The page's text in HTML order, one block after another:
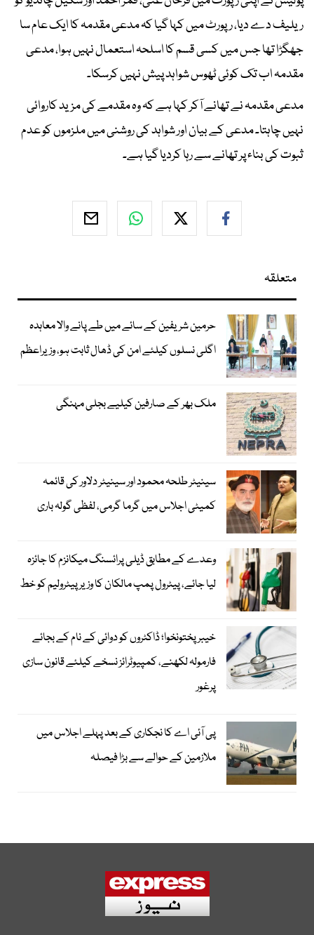
ریلیف دے دیا، رپورٹ میں کہا گیا کہ مدعی مقدمہ کا ایک عام سا
جھگڑا تھا جس میں کسی قسم کا اسلحہ استعمال نہیں ہوا، مدعی
مقدمہ اب تک کوئی ٹھوس شواہد پیش نہیں کرسکا۔
مدعی مقدمہ نے تھانے آکر کہا ہے کہ وہ مقدمے کی مزید کاروائی
نہیں چاہتا۔ مدعی کے بیان اور شواہد کی روشنی میں ملزموں کو عدم
ثبوت کی بناء پر تھانے سے رہا کردیا گیا ہے۔
متعلقہ
حرمین شریفین کے سائے میں طے پانے والا معاہدہ
اگلی نسلوں کیلئے امن کی ڈھال ثابت ہو، وزیراعظم
ملک بھر کے صارفین کیلیے بجلی مہنگی
سینیٹر طلحہ محمود اور سینیٹر دلاور کی قائمہ
کمیٹی اجلاس میں گرما گرمی، لفظی گولہ باری
وعدے کے مطابق ڈیلی پرائسنگ میکانزم کا جائزہ
لیا جائے، پیٹرول پمپ مالکان کا وزیرپیٹرولیم کو خط
خیبرپختونخوا؛ ڈاکٹروں کو دوائی کے نام کے بجائے
فارمولہ لکھنے، کمپیوٹرائز نسخے کیلئے قانون سازی
پرغور
پی آئی اے کا نجکاری کے بعد پہلے اجلاس میں
ملازمین کے حوالے سے بڑا فیصلہ